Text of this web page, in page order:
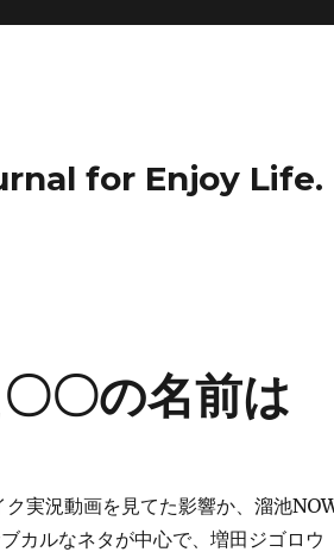
for Enjoy Life.
〇の名前は
実況動画を見てた影響か、溜池
カルなネタが中心で、増田ジゴロ